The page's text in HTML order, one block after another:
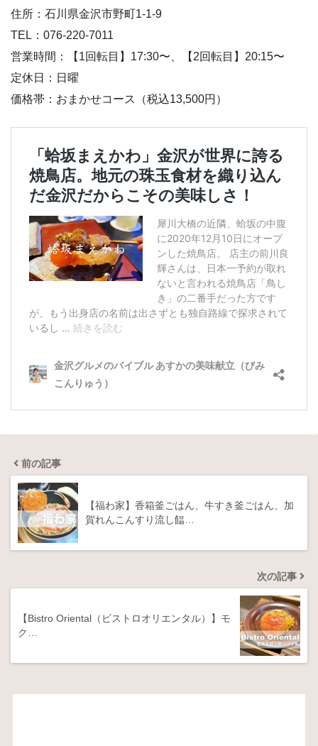
住所：石川県金沢市野町1-1-9
TEL：076-220-7011
営業時間：【1回転目】17:30〜、【2回転目】20:15〜
定休日：日曜
価格帯：おまかせコース（税込13,500円）
前の記事
【福わ家】香箱釜ごはん、牛すき釜ごはん、加
賀れんこんすり流し饂…
次の記事
【Bistro Oriental（ビストロオリエンタル）】モ
ク…